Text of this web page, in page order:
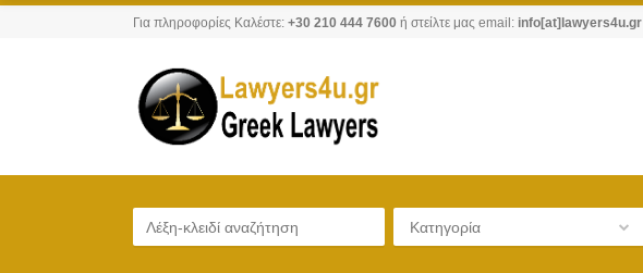
Για πληροφορίες Καλέστε: +30 210 444 7600 ή στείλτε μας email: info[at]lawyers4u.gr
Κατηγορία